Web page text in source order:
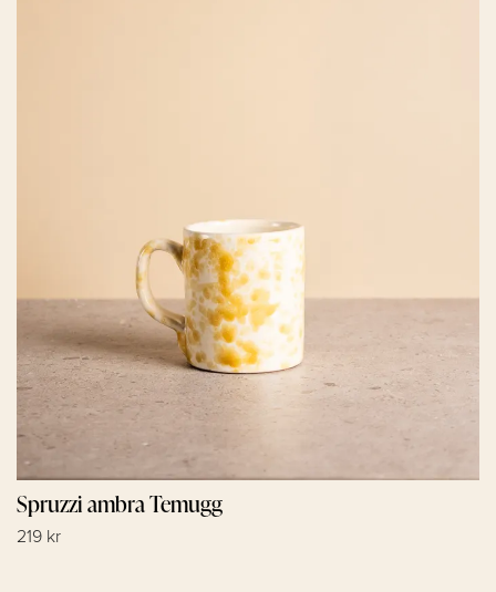
Spruzzi ambra Temugg
219 kr